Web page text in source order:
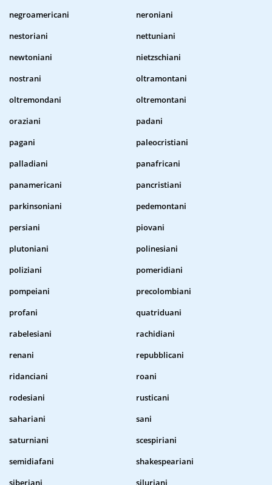
negroamericani
neroniani
nestoriani
nettuniani
newtoniani
nietzschiani
nostrani
oltramontani
oltremondani
oltremontani
oraziani
padani
pagani
paleocristiani
palladiani
panafricani
panamericani
pancristiani
parkinsoniani
pedemontani
persiani
piovani
plutoniani
polinesiani
poliziani
pomeridiani
pompeiani
precolombiani
profani
quatriduani
rabelesiani
rachidiani
renani
repubblicani
ridanciani
roani
rodesiani
rusticani
sahariani
sani
saturniani
scespiriani
semidiafani
shakespeariani
siberiani
siluriani